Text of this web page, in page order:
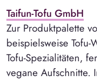
Taifun-Tofu GmbH
Zur Produktpalette
beispielsweise
Tofu-Spezialitäten,
vegane Aufschnitte.